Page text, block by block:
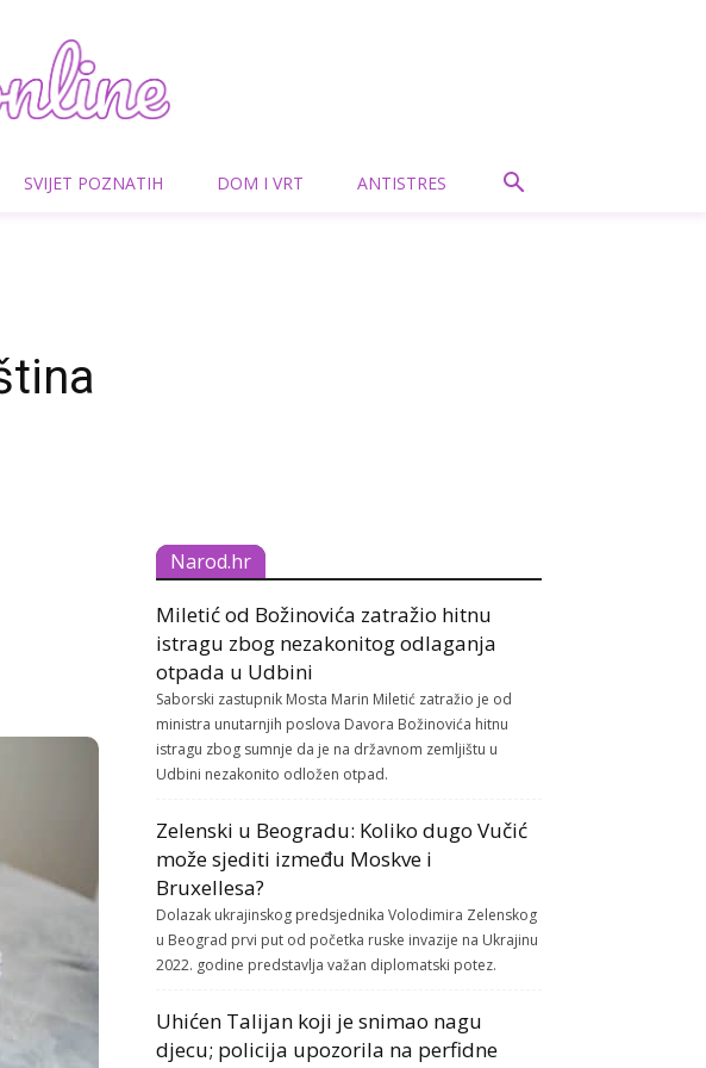
SVIJET POZNATIH DOM I VRT ANTISTRES
Narod.hr
Miletić od Božinovića zatražio hitnu
istragu zbog nezakonitog odlaganja
otpada u Udbini
Saborski zastupnik Mosta Marin Miletić zatražio je od
ministra unutarnjih poslova Davora Božinovića hitnu
istragu zbog sumnje da je na državnom zemljištu u
Udbini nezakonito odložen otpad.
Zelenski u Beogradu: Koliko dugo Vučić
može sjediti između Moskve i
Bruxellesa?
Dolazak ukrajinskog predsjednika Volodimira Zelenskog
u Beograd prvi put od početka ruske invazije na Ukrajinu
2022. godine predstavlja važan diplomatski potez.
Uhićen Talijan koji je snimao nagu
djecu; policija upozorila na perfidne